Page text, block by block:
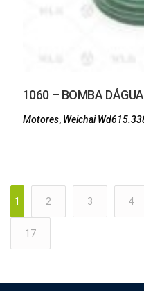
1060 – BOMBA
Motores, Weichai
1 2 3 4
17